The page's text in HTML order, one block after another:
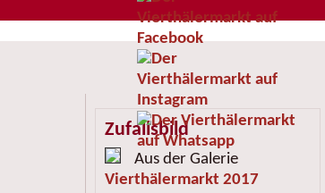
Zufallsbild
Aus der Galerie
Vierthälermarkt 2017